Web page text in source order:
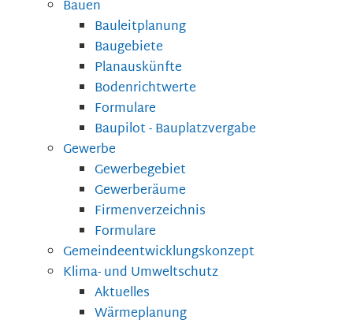
Bauen
Bauleitplanung
Baugebiete
Planauskünfte
Bodenrichtwerte
Formulare
Baupilot - Bauplatzvergabe
Gewerbe
Gewerbegebiet
Gewerberäume
Firmenverzeichnis
Formulare
Gemeindeentwicklungskonzept
Klima- und Umweltschutz
Aktuelles
Wärmeplanung